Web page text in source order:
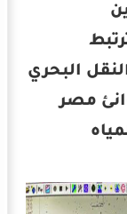
البحري
مصر